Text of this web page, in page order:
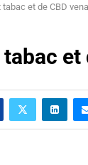
tabac et de CBD